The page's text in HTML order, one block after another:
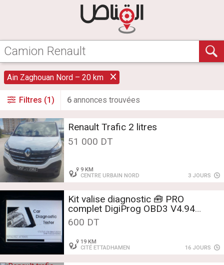
Ain Zaghouan Nord – 20 km
Filtres (1) 6 annonces trouvées
Renault Trafic 2 litres
51 000 DT
9 KM
CENTRE URBAIN NORD
3 JOURS
Kit valise diagnostic 🧰 PRO
complet DigiProg OBD3 V4.94
importée
600 DT
19 KM
CITÉ ETTADHAMEN
16 JOURS